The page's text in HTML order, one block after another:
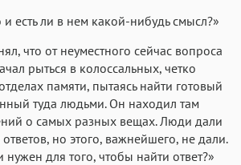
и есть ли в нем какой-нибудь смысл?»
что от неуместного сейчас вопроса
рыться в колоссальных, четко
памяти, пытаясь найти готовый
туда людьми. Он находил там
о самых разных вещах. Люди дали
но этого, важнейшего, не дали.
для того, чтобы найти ответ?»